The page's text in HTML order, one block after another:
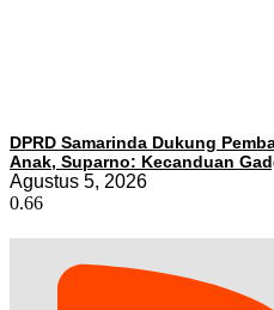
DPRD Samarinda Dukung
Anak, Suparno: Kecanduan
Agustus 5, 2026